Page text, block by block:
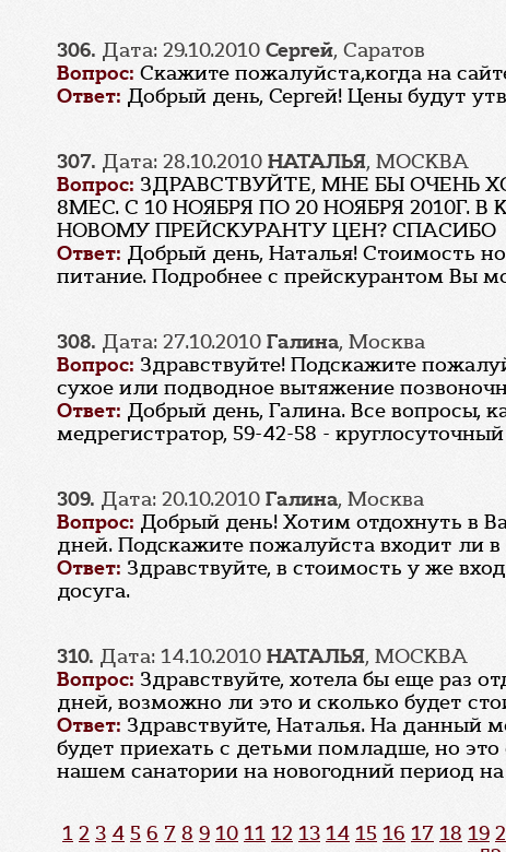
306. Дата: 29.10.2010 Сергей, Саратов
Вопрос: Скажите пожалуйста,когда на
Ответ: Добрый день, Сергей! Цены будут
307. Дата: 28.10.2010 НАТАЛЬЯ, МОСКВА
Вопрос: ЗДРАВСТВУЙТЕ, МНЕ БЫ ОЧЕНЬ
8МЕС. С 10 НОЯБРЯ ПО 20 НОЯБРЯ
НОВОМУ ПРЕЙСКУРАНТУ ЦЕН? СПАСИБО
Ответ: Добрый день, Наталья! Стоимость
питание. Подробнее с прейскурантом Вы
308. Дата: 27.10.2010 Галина, Москва
Вопрос: Здравствуйте! Подскажите
сухое или подводное вытяжение
Ответ: Добрый день, Галина. Все вопросы,
медрегистратор, 59-42-58 -
309. Дата: 20.10.2010 Галина, Москва
Вопрос: Добрый день! Хотим отдохнуть в
дней. Подскажите пожалуйста входит ли в
Ответ: Здравствуйте, в стоимость у же
досуга.
310. Дата: 14.10.2010 НАТАЛЬЯ, МОСКВА
Вопрос: Здравствуйте, хотела бы еще раз
дней, возможно ли это и сколько будет
Ответ: Здравствуйте, Наталья. На
будет приехать с детьми помладше, но
нашем санатории на новогодний период
1 2 3 4 5 6 7 8 9 10 11 12 13 14 15 16 17 18 19